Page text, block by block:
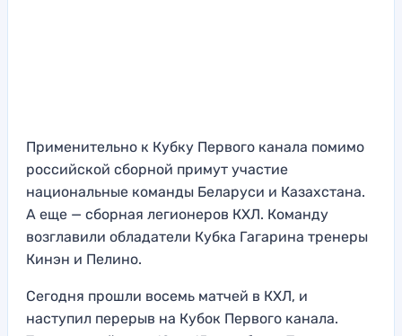
Применительно к Кубку Первого канала помимо
российской сборной примут участие
национальные команды Беларуси и Казахстана.
А еще — сборная легионеров КХЛ. Команду
возглавили обладатели Кубка Гагарина тренеры
Кинэн и Пелино.
Сегодня прошли восемь матчей в КХЛ, и
наступил перерыв на Кубок Первого канала.